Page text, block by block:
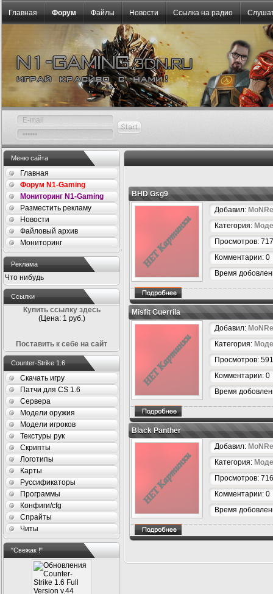
Главная Форум Файлы Новости Ссылка на радио
Меню сайта
Главная
Форум N1-Gaming
Мониторинг N1-Gaming
Разместить рекламу
Новости
Файловый архив
Мониторинг
Реклама
Что нибудь
Ссылки
Купить ссылку здесь
(Цена: 1 руб.)
Поставить к себе на сайт
Counter-Strike 1.6
Скачать игру
Патчи для CS 1.6
Сервера
Модели оружия
Модели игроков
Текстуры рук
Скрипты
Логотипы
Карты
Руссификаторы
Программы
Конфиги/cfg
Спрайты
Читы
"Свежак !"
BHD Gsg9
Добавил:
Категория:
Просмотров: 717
Комментарии: 0
Время
Misfit Guerrila
Добавил:
Категория:
Просмотров: 591
Комментарии: 0
Время
Black Panther
Добавил:
Категория:
Просмотров: 716
Комментарии: 0
Время